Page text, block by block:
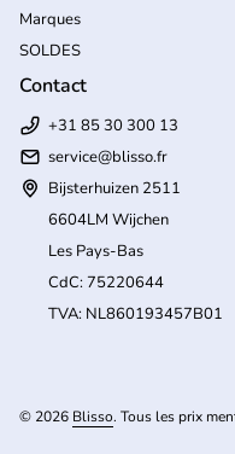
Marques
SOLDES
Contact
+31 85 30 300 13
service@blisso.fr
Bijsterhuizen 2511
6604LM Wijchen
Les Pays-Bas
CdC: 75220644
TVA: NL860193457B01
© 2026 Blisso. Tous les prix